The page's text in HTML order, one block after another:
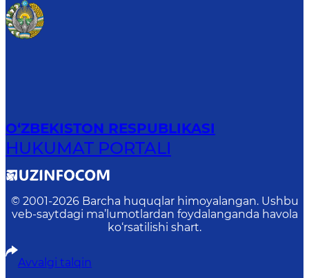
O‘ZBEKISTON RESPUBLIKASI
HUKUMAT PORTALI
© 2001-2026 Barcha huquqlar himoyalangan. Ushbu
veb-saytdagi ma’lumotlardan foydalanganda havola
ko‘rsatilishi shart.
Avvalgi talqin